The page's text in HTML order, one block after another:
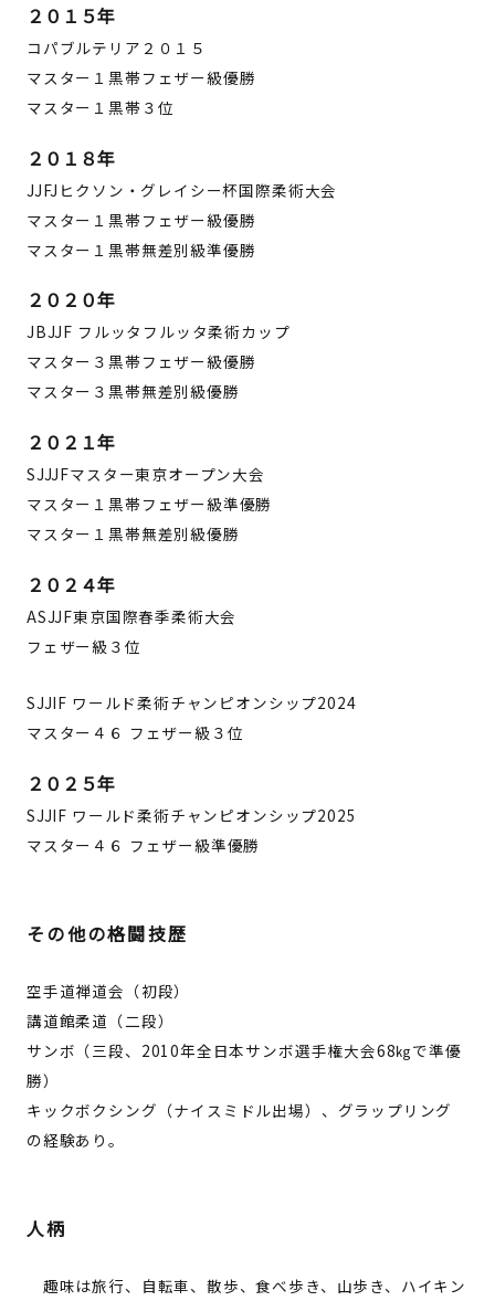
２０１５年
コパブルテリア２０１５
マスター１黒帯フェザー級優勝
マスター１黒帯３位
２０１８年
JJFJヒクソン・グレイシー杯国際柔術大会
マスター１黒帯フェザー級優勝
マスター１黒帯無差別級準優勝
２０２０年
JBJJF フルッタフルッタ柔術カップ
マスター３黒帯フェザー級優勝
マスター３黒帯無差別級優勝
２０２１年
SJJJFマスター東京オープン大会
マスター１黒帯フェザー級準優勝
マスター１黒帯無差別級優勝
２０２４年
ASJJF東京国際春季柔術大会
フェザー級３位
SJJIF ワールド柔術チャンピオンシップ2024
マスター４６ フェザー級３位
２０２５年
SJJIF ワールド柔術チャンピオンシップ2025
マスター４６ フェザー級準優勝
その他の格闘技歴
空手道禅道会（初段）
講道館柔道（二段）
サンボ（三段、2010年全日本サンボ選手権大会68㎏で準優
勝）
キックボクシング（ナイスミドル出場）、グラップリング
の経験あり。
人柄
趣味は旅行、自転車、散歩、食べ歩き、山歩き、ハイキン